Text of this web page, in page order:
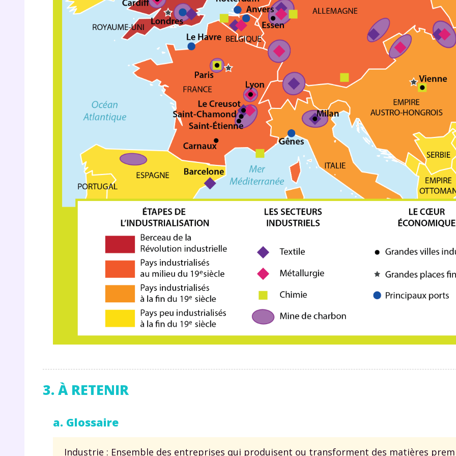
3. À RETENIR
a. Glossaire
Industrie : Ensemble des entreprises qui produisent ou transforment des matières
de vos données personnelles et pour exercer vos droits, vous pouvez
notre charte.